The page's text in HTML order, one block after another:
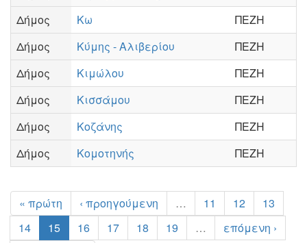
Δήμος
Κω
ΠΕΖΗ
Δήμος
Κύμης - Αλιβερίου
ΠΕΖΗ
Δήμος
Κιμώλου
ΠΕΖΗ
Δήμος
Κισσάμου
ΠΕΖΗ
Δήμος
Κοζάνης
ΠΕΖΗ
Δήμος
Κομοτηνής ΠΕΖΗ
« πρώτη ‹ προηγούμενη … 11 12
13
14
15 16 17 18 19 …
επόμενη ›